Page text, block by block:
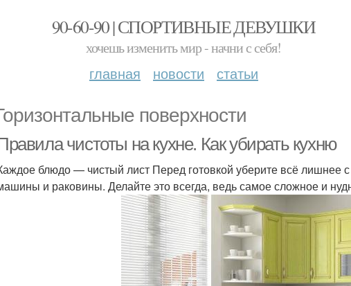
90-60-90 | СПОРТИВНЫЕ ДЕВУШКИ
хочешь изменить мир - начни с себя!
главная новости статьи
поверхности
чистоты на кухне. Как убирать кухню
блюдо — чистый лист Перед готовкой уберите всё лишнее
и раковины. Делайте это всегда, ведь самое сложное и